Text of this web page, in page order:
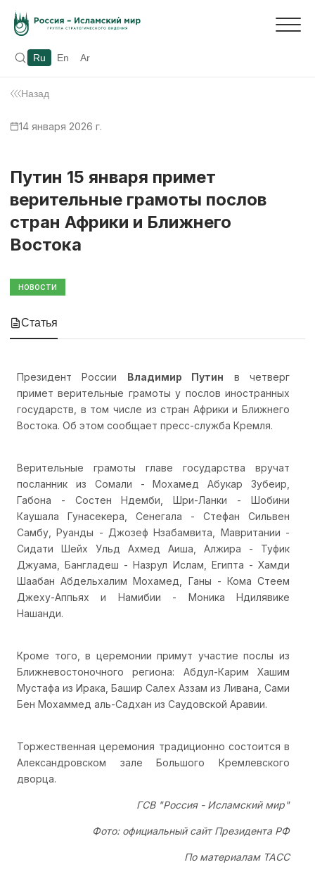
Ru En Ar
Назад
14 января 2026 г.
Путин 15 января примет
верительные грамоты послов
стран Африки и Ближнего
Востока
НОВОСТИ
Статья
Президент России Владимир Путин в четверг
примет верительные грамоты у послов иностранных
государств, в том числе из стран Африки и Ближнего
Востока. Об этом сообщает пресс-служба Кремля.
Верительные грамоты главе государства вручат
посланник из Сомали - Мохамед Абукар Зубеир,
Габона - Состен Ндемби, Шри-Ланки - Шобини
Каушала Гунасекера, Сенегала - Стефан Сильвен
Самбу, Руанды - Джозеф Нзабамвита, Мавритании -
Сидати Шейх Ульд Ахмед Аиша, Алжира - Туфик
Джуама, Бангладеш - Назрул Ислам, Египта - Хамди
Шаабан Абдельхалим Мохамед, Ганы - Кома Стеем
Джеху-Аппьях и Намибии - Моника Ндилявике
Нашанди.
Кроме того, в церемонии примут участие послы из
Ближневостоночного региона: Абдул-Карим Хашим
Мустафа из Ирака, Башир Салех Аззам из Ливана, Сами
Бен Мохаммед аль-Садхан из Саудовской Аравии.
Торжественная церемония традиционно состоится в
Александровском зале Большого Кремлевского
дворца.
ГСВ "Россия - Исламский мир"
Фото: официальный сайт Президента РФ
По материалам ТАСС